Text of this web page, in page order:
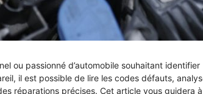
ou passionné d’automobile souhaitant identifier
il est possible de lire les codes défauts,
réparations précises. Cet article vous guidera à